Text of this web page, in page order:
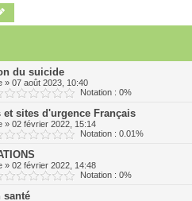
du suicide
» 07 août 2023, 10:40
Notation : 0%
et sites d'urgence Français
» 02 février 2022, 15:14
Notation : 0.01%
» 02 février 2022, 14:48
Notation : 0%
santé